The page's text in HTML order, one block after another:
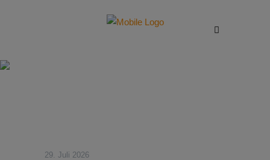
29. Juli 2026